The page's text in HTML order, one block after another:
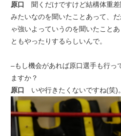
原口 聞くだけですけど結構体重
みたいなのを聞いたことあって、
ゃ強いよっていうのを聞いたこと
ともやったりするらしいんで。
–もし機会があれば原口選手も行っ
ますか？
原口 いや行きたくないですね(笑)。